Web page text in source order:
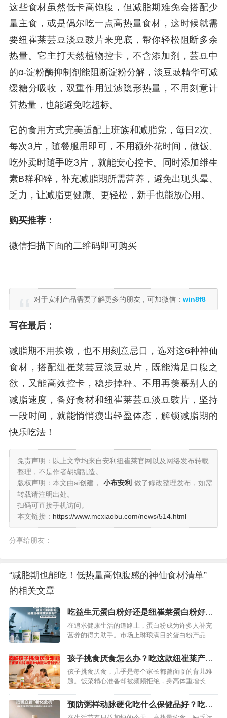
这些食材虽然低卡高饱腹，但减脂期难免会搭配少
量主食，或是偶尔吃一点高热量食材，这时候就需
要纽崔莱芸豆淡豆豉片来兜底，帮你轻松阻断多余
热量。它主打天然植物控卡，不含添加剂，芸豆中
的α-淀粉酶抑制剂能阻断淀粉分解，淡豆豉精华可减
缓糖分吸收，双重作用过滤隐形热量，不用刻意计
算热量，也能避免吃超标。
它的食用方式完美适配上班族和减脂党，每日2次、
每次3片，随餐服用即可，不用额外花时间，做饭、
吃外卖时随手吃3片，就能安心控卡。同时添加维生
素B群和锌，补充减脂期所需营养，避免出现头晕、
乏力，让减脂更健康、更轻松，新手也能放心用。
购买推荐：
微信扫描下面的二维码即可购买
对于安利产品需要了解更多的朋友，可加微信： win8f8
写在最后：
减脂期不用挨饿，也不用刻意忌口，选对这6种神仙
食材，搭配纽崔莱芸豆淡豆豉片，既能满足口腹之
欲，又能高效控卡，稳步掉秤。不用再羡慕别人的
减脂速度，备好食材和纽崔莱芸豆淡豆豉片，坚持
一段时间，就能悄悄瘦出轻盈体态，解锁减脂期的
快乐吃法！
免责声明：以上文章均来自安利纽崔莱官网以及网络发布转载
整理，不是作者胡编乱造。
版权声明：本文由ai创建，
小布安利 做了修改整理发布，如需
转载请注明出处。
扫码可直接手机访问。
本文链接： https://www.mcxiaobu.com/news/514.html
分享给朋友：
“减脂期也能吃！低热量高饱腹感的神仙食材清单”
的相关文章
吃益生元蛋白粉好还是纽崔莱蛋白粉好？
揭秘吃哪个蛋白粉更好
在追求健康生活的道路上，蛋白粉成为许多人补充
营养的得力助手。市场上琳琅满目的蛋白粉产品
者究竟谁更胜一筹？接下来，我们就从多个维度来
深入剖析，帮你做出最适合自己的选择。…
孩子挑食厌食怎么办？吃这款纽崔莱产品
可有效改善味觉
孩子挑食厌食，几乎是每个家长都曾面临的育儿难
题。饭菜精心准备却被频频拒绝，身高体重增长缓
藏着微量元素缺乏的“隐形杀手”。临床研究表明，
铁、锌等微量元素的不足，会直接影响孩子的味觉
预防粥样动脉硬化吃什么保健品好？吃这
款纽崔莱汉本萃葆芯饮品最好